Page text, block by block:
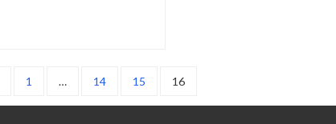
1 … 14 15 16